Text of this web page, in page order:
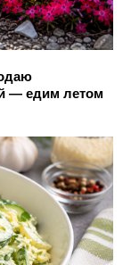
— едим летом